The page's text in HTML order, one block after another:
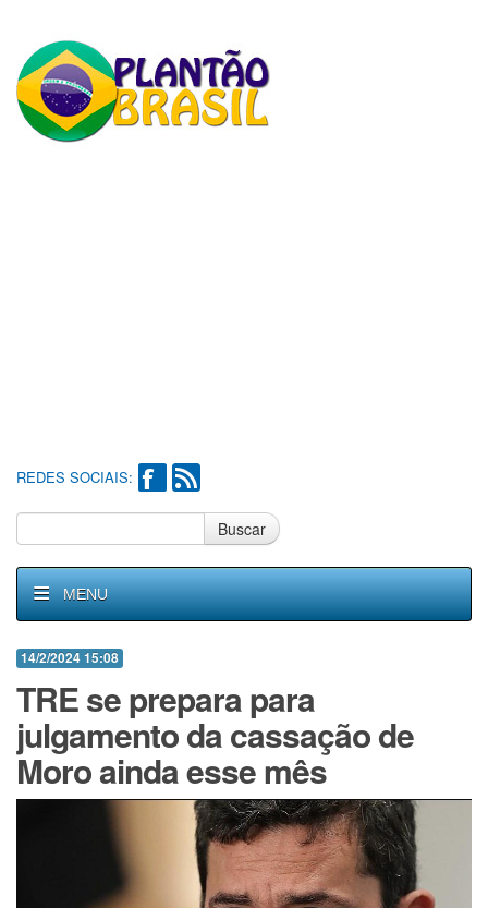
REDES SOCIAIS:
Buscar
MENU
14/2/2024 15:08
TRE se prepara para
julgamento da cassação de
Moro ainda esse mês